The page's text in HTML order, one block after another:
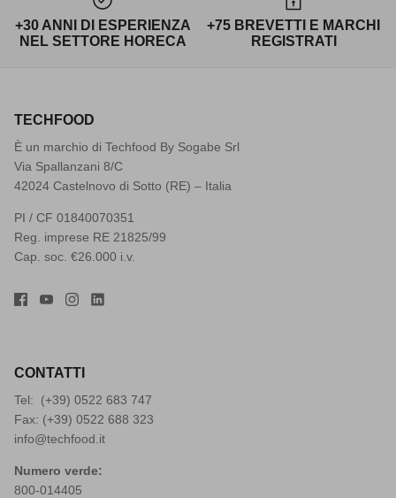
+30 ANNI DI ESPERIENZA
NEL SETTORE HORECA
+75 BREVETTI E MARCHI
REGISTRATI
TECHFOOD
È un marchio di Techfood By Sogabe Srl
Via Spallanzani 8/C
42024 Castelnovo di Sotto (RE) – Italia
PI / CF 01840070351
Reg. imprese RE 21825/99
Cap. soc. €26.000 i.v.
CONTATTI
Tel: (+39) 0522 683 747
Fax: (+39) 0522 688 323
info@techfood.it
Numero verde:
800-014405